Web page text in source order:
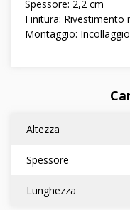
Spessore: 2,2 cm
Finitura: Rivestimento
Montaggio:
Altezza
Spessore
Lunghezza